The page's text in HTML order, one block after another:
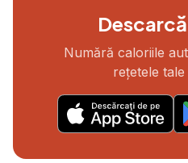
Numără caloriile
rețetele